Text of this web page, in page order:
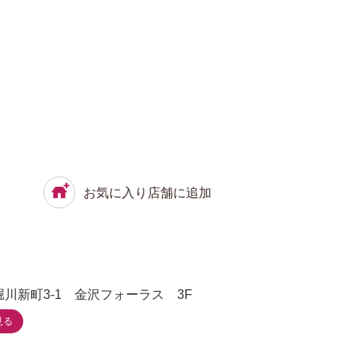
お気に入り店舗に追加
川新町3-1 金沢フォーラス 3F
る